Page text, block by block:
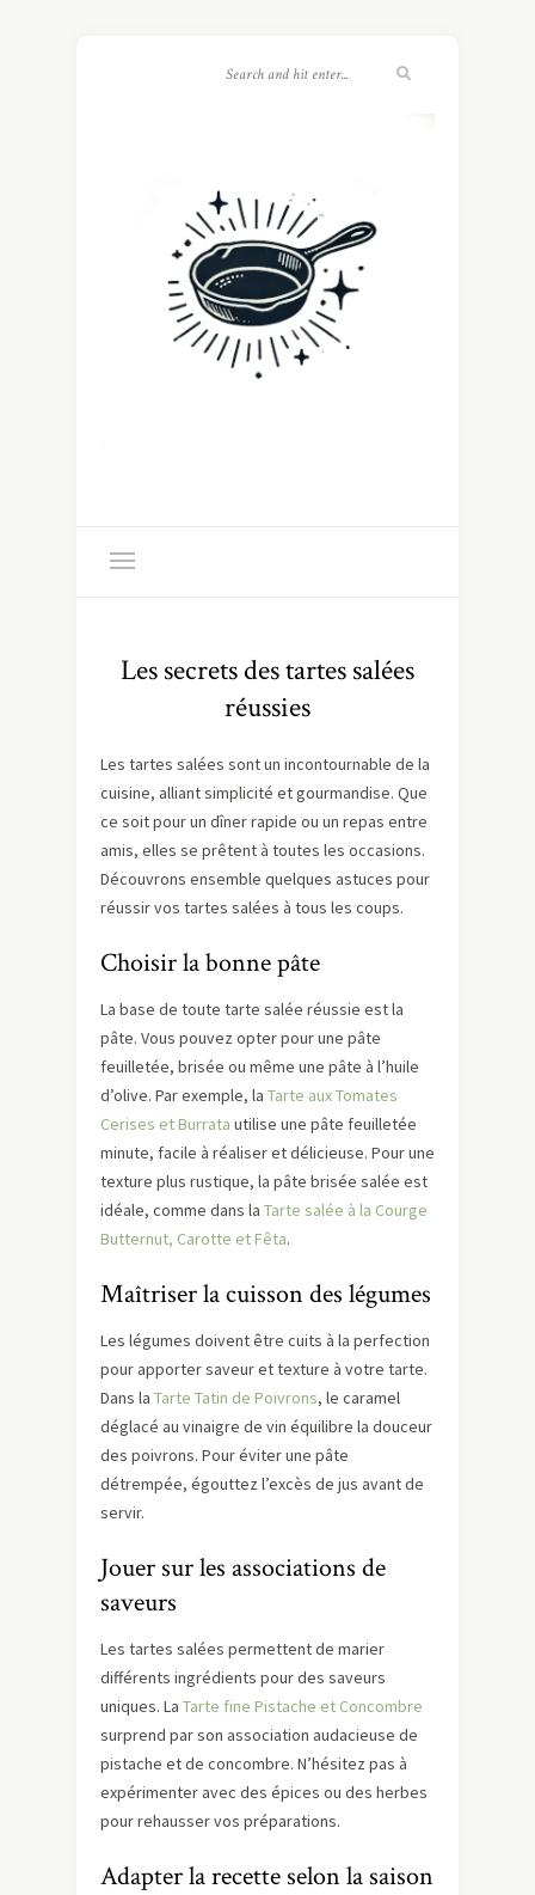
Les secrets des tartes salées
réussies
Les tartes salées sont un incontournable de la
cuisine, alliant simplicité et gourmandise. Que
ce soit pour un dîner rapide ou un repas entre
amis, elles se prêtent à toutes les occasions.
Découvrons ensemble quelques astuces pour
réussir vos tartes salées à tous les coups.
Choisir la bonne pâte
La base de toute tarte salée réussie est la
pâte. Vous pouvez opter pour une pâte
feuilletée, brisée ou même une pâte à l’huile
d’olive. Par exemple, la Tarte aux Tomates
Cerises et Burrata utilise une pâte feuilletée
minute, facile à réaliser et délicieuse. Pour une
texture plus rustique, la pâte brisée salée est
idéale, comme dans la Tarte salée à la Courge
Butternut, Carotte et Fêta.
Maîtriser la cuisson des légumes
Les légumes doivent être cuits à la perfection
pour apporter saveur et texture à votre tarte.
Dans la Tarte Tatin de Poivrons, le caramel
déglacé au vinaigre de vin équilibre la douceur
des poivrons. Pour éviter une pâte
détrempée, égouttez l’excès de jus avant de
servir.
Jouer sur les associations de
saveurs
Les tartes salées permettent de marier
différents ingrédients pour des saveurs
uniques. La Tarte fine Pistache et Concombre
surprend par son association audacieuse de
pistache et de concombre. N’hésitez pas à
expérimenter avec des épices ou des herbes
pour rehausser vos préparations.
Adapter la recette selon la saison